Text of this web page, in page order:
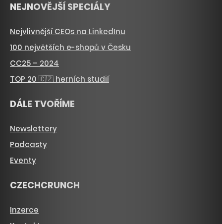
NEJNOVĚJŠÍ SPECIÁLY
Nejvlivnější CEOs na LinkedInu
100 největších e-shopů v Česku
CC25 – 2024
TOP 20 🇨🇿 herních studií
DÁLE TVOŘÍME
Newslettery
Podcasty
Eventy
CZECHCRUNCH
Inzerce